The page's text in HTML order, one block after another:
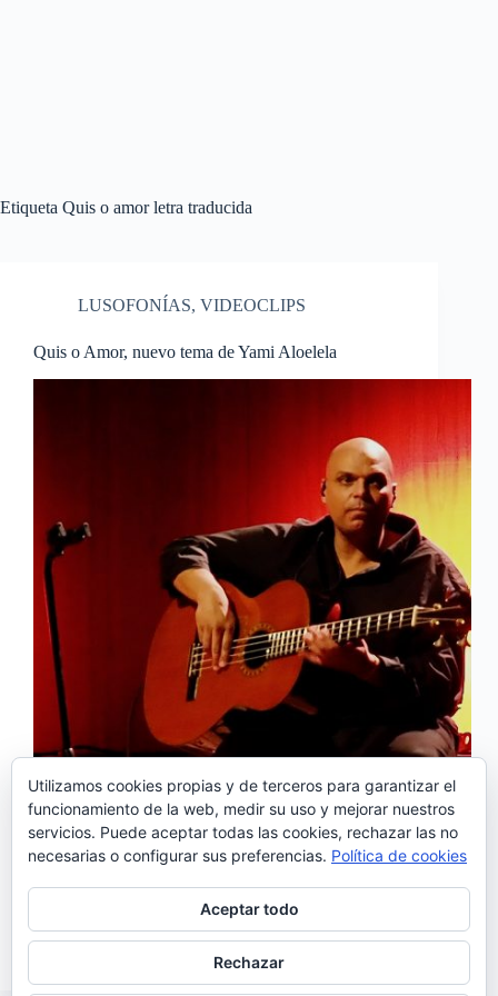
Etiqueta Quis o amor letra traducida
LUSOFONÍAS, VIDEOCLIPS
Quis o Amor, nuevo tema de Yami Aloelela
Tras dar a conocer ‘Eu Amo-te’ a principios de año,
Yami Aloelela vuelve a ofrecernos un nuevo
tema, ‘Quis o amor’, adelanto de su próximo trabajo.
Yami, además de ser intérprete, es productor,
compositor y bajista. Ha colaborado con varios
artistas nacionales…
Noemí Sánchez
22/12/2018
Utilizamos cookies propias y de terceros para garantizar el
funcionamiento de la web, medir su uso y mejorar nuestros
servicios. Puede aceptar todas las cookies, rechazar las no
necesarias o configurar sus preferencias. Política de cookies
Aceptar todo
Rechazar